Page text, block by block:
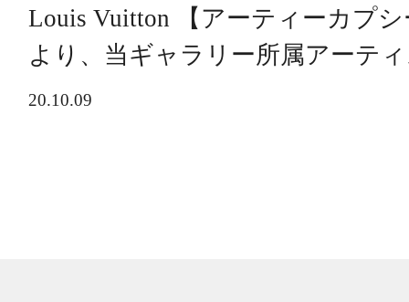
Louis Vuitton 【アーティーカプ
より、当ギャラリー所属アーテ
20.10.09